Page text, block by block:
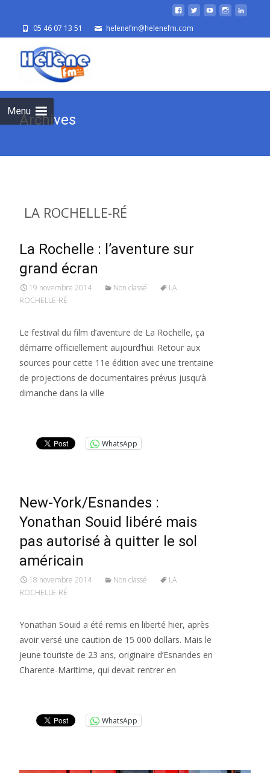
05 46 07 13 51 helenefm@helenefm.com
Menu
Archives
LA ROCHELLE-RÉ
La Rochelle : l’aventure sur
grand écran
19 novembre 2014 Non classé
LA
ROCHELLE-RÉ
Le festival du film d’aventure de La Rochelle, ça
démarre officiellement aujourd’hui. Retour aux
sources pour cette 11e édition avec une trentaine
de projections de documentaires prévus jusqu’à
dimanche dans la ville
WhatsApp
New-York/Esnandes :
Yonathan Souid libéré mais
pas autorisé à quitter le sol
américain
18 novembre 2014 Non classé
LA
ROCHELLE-RÉ
Yonathan Souid a été remis en liberté hier, après
avoir versé une caution de 15 000 dollars. Mais le
jeune touriste de 23 ans, originaire d’Esnandes en
Charente-Maritime, qui devait rentrer en
WhatsApp